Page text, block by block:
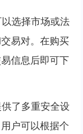
选择市场或法
易对。在购买
信息后即可下
了多重安全设
户可以根据个